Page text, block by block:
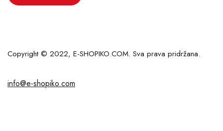
Copyright © 2022, E-SHOPIKO.COM. Sva prava pridržana.
info@e-shopiko.com